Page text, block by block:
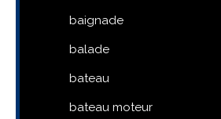
baignade
balade
bateau
bateau moteur